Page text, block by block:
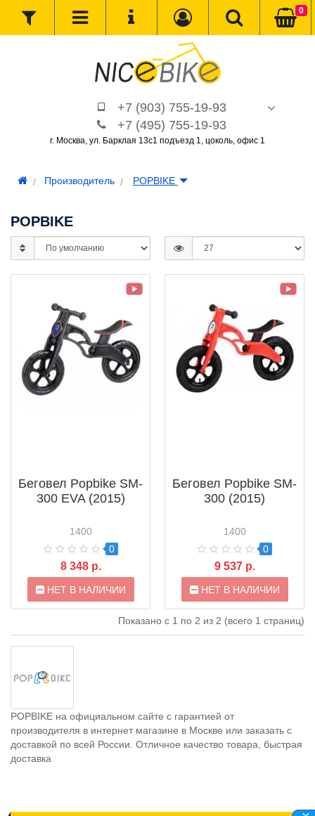
+7 (903) 755-19-93
+7 (495) 755-19-93
г. Москва, ул. Барклая 13с1 подъезд 1, цоколь, офис 1
0
Производитель POPBIKE
POPBIKE
Беговел Popbike SM-
300 EVA (2015)
1400
0
8 348 р.
НЕТ В НАЛИЧИИ
Беговел Popbike SM-
300 (2015)
1400
0
9 537 р.
НЕТ В НАЛИЧИИ
Показано с 1 по 2 из 2 (всего 1 страниц)
POPBIKE на официальном сайте с гарантией от
производителя в интернет магазине в Москве или заказать с
доставкой по всей России. Отличное качество товара, быстрая
доставка